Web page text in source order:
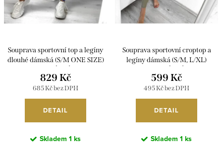
t
ů
k
t
Souprava sportovní top a legíny
dlouhé dámská (S/M ONE SIZE)
IMPLP23001/DU
685 Kč bez DPH
829 Kč
DETAIL
Skladem 1 ks
Souprava sportovní croptop a
legíny dámská (S/M, L/XL)
TMWL238808/DU
495 Kč bez DPH
599 Kč
DETAIL
Skladem 1 ks